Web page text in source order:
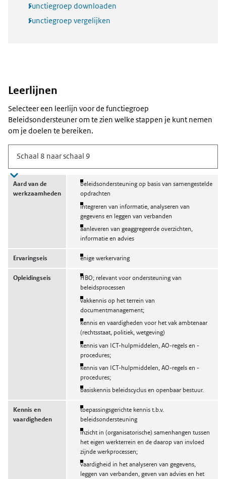
Functiegroep downloaden
Functiegroep vergelijken
Leerlijnen
Selecteer een leerlijn voor de functiegroep
Beleidsondersteuner om te zien welke stappen je kunt nemen
om je doelen te bereiken.
Aard van de
werkzaamheden
beleidsondersteuning op basis van samengestelde
opdrachten
integreren van informatie, analyseren van
gegevens en leggen van verbanden
aanleveren van geaggregeerde overzichten,
informatie en advies
Ervaringseis enige werkervaring
Opleidingseis
HBO; relevant voor ondersteuning van
beleidsprocessen
vakkennis op het terrein van
documentmanagement;
kennis en vaardigheden voor het vak ambtenaar
(rechtsstaat, politiek, wetgeving)
kennis van ICT-hulpmiddelen, AO-regels en -
procedures;
kennis van ICT-hulpmiddelen, AO-regels en -
procedures;
basiskennis beleidscyclus en openbaar bestuur.
Kennis en
vaardigheden
toepassingsgerichte kennis t.b.v.
beleidsondersteuning
inzicht in (organisatorische) samenhangen tussen
het eigen werkterrein en de daarop van invloed
zijnde werkprocessen;
vaardigheid in het analyseren van gegevens,
leggen van verbanden, geven van advies en het